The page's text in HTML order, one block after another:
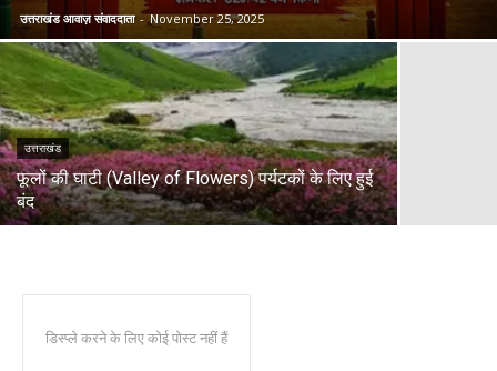
उत्तराखंड आवाज़ संवाददाता - November 25, 2025
उत्तराखंड
फूलों की घाटी (Valley of Flowers) पर्यटकों के लिए हुई
बंद
डिस्प्ले करने के लिए कोई पोस्ट नहीं हैं